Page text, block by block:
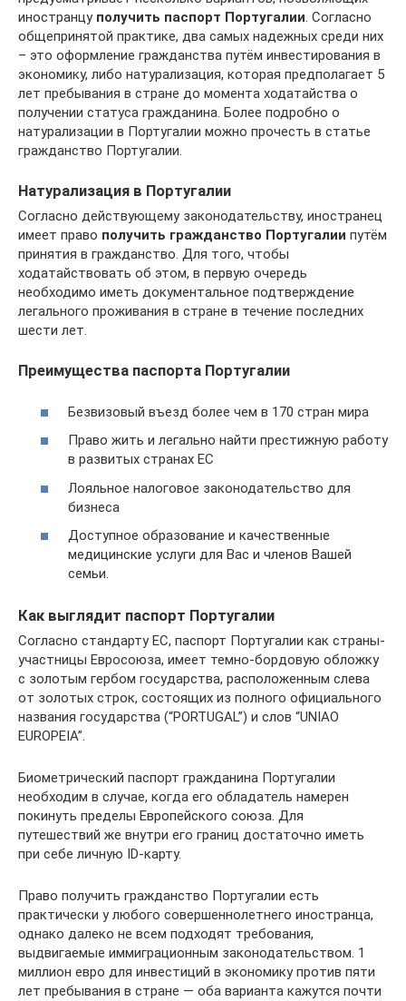
иностранцу получить паспорт Португалии. Согласно
общепринятой практике, два самых надежных среди них
– это оформление гражданства путём инвестирования в
экономику, либо натурализация, которая предполагает 5
лет пребывания в стране до момента ходатайства о
получении статуса гражданина. Более подробно о
натурализации в Португалии можно прочесть в статье
гражданство Португалии.
Натурализация в Португалии
Согласно действующему законодательству, иностранец
имеет право получить гражданство Португалии путём
принятия в гражданство. Для того, чтобы
ходатайствовать об этом, в первую очередь
необходимо иметь документальное подтверждение
легального проживания в стране в течение последних
шести лет.
Преимущества паспорта Португалии
Безвизовый въезд более чем в 170 стран мира
Право жить и легально найти престижную работу
в развитых странах ЕС
Лояльное налоговое законодательство для
бизнеса
Доступное образование и качественные
медицинские услуги для Вас и членов Вашей
семьи.
Как выглядит паспорт Португалии
Согласно стандарту ЕС, паспорт Португалии как страны-
участницы Евросоюза, имеет темно-бордовую обложку
с золотым гербом государства, расположенным слева
от золотых строк, состоящих из полного официального
названия государства (“PORTUGAL”) и слов “UNIAO
EUROPEIA”.
Биометрический паспорт гражданина Португалии
необходим в случае, когда его обладатель намерен
покинуть пределы Европейского союза. Для
путешествий же внутри его границ достаточно иметь
при себе личную ID-карту.
Право получить гражданство Португалии есть
практически у любого совершеннолетнего иностранца,
однако далеко не всем подходят требования,
выдвигаемые иммиграционным законодательством. 1
миллион евро для инвестиций в экономику против пяти
лет пребывания в стране — оба варианта кажутся почти